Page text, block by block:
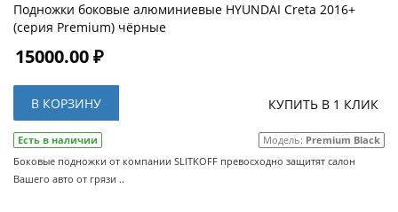
Подножки боковые алюминиевые HYUNDAI Creta 2016+
(серия Premium) чёрные
15000.00 ₽
В КОРЗИНУ КУПИТЬ В 1 КЛИК
Есть в наличии Модель: Premium Black
Боковые подножки от компании SLITKOFF превосходно защитят салон
Вашего авто от грязи ..